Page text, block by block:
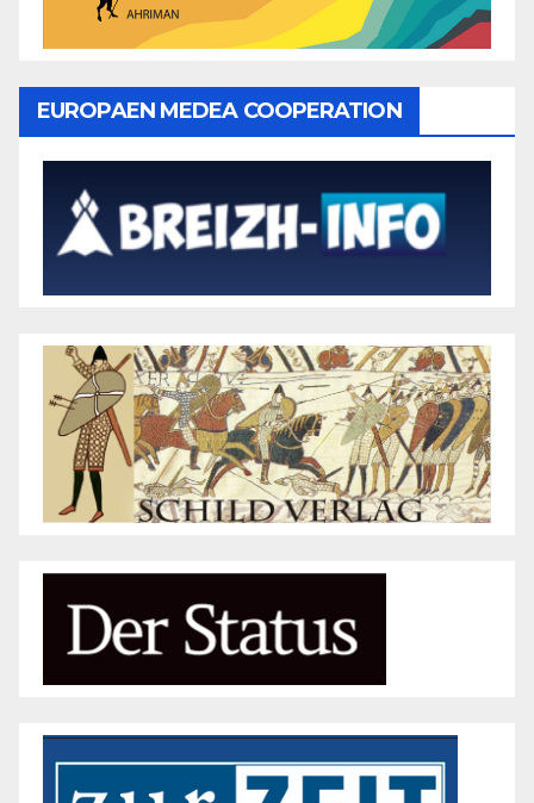
EUROPAEN MEDEA COOPERATION